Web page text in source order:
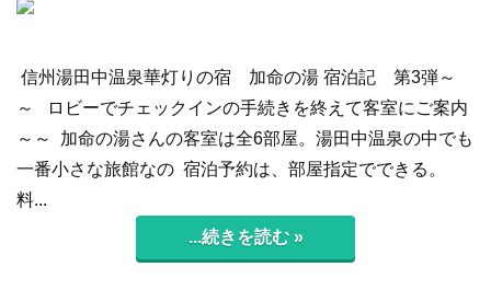
信州湯田中温泉華灯りの宿 加命の湯 宿泊記 第3弾～
～ ロビーでチェックインの手続きを終えて客室にご案内
～～ 加命の湯さんの客室は全6部屋。湯田中温泉の中でも
一番小さな旅館なの 宿泊予約は、部屋指定でできる。
料...
...続きを読む »